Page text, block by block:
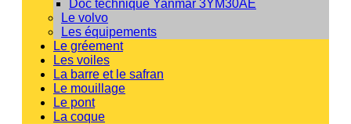
Doc technique Yanmar 3YM30AE
Le volvo
Les équipements
Le gréement
Les voiles
La barre et le safran
Le mouillage
Le pont
La coque